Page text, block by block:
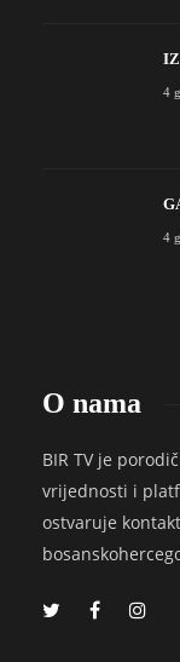
4
4
O nama
BIR TV je
vrijednosti i
ostvaruje